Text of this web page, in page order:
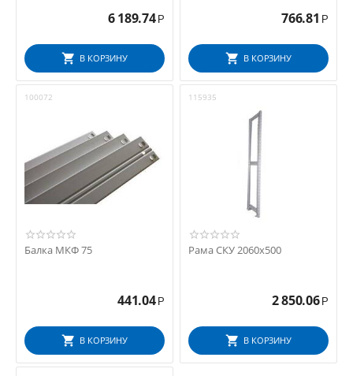
6 189.74 Р
В КОРЗИНУ
766.81 Р
В КОРЗИНУ
100072
Балка МКФ 75
441.04 Р
В КОРЗИНУ
115935
Рама СКУ 2060x500
2 850.06 Р
В КОРЗИНУ